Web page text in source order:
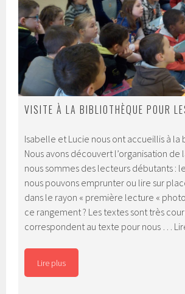
VISITE À LA BIBLIOTHÈQUE POUR
Isabelle et Lucie nous ont accueillis à la
Nous avons découvert l’organisation
nous sommes des lecteurs débutants :
nous pouvons emprunter ou lire sur
dans le rayon « première lecture «
ce rangement ? Les textes sont très
correspondent au texte pour nous …
Lire plus